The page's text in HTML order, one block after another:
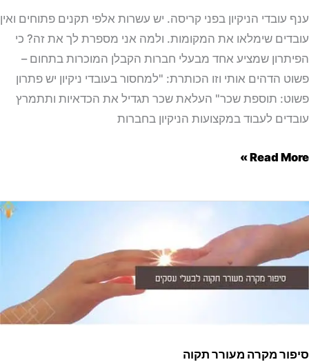
עובדי הניקיון בפני קריסה. יש עשרות אלפי תקנים פתוחים ואין
שימלאו את המקומות. ולמה אני מספרת לך את זה? כי
שמציע אחד מבעלי חברות הקבלן המוכרות בתחום –
הדהים אותי וזו הכותרת: "למחסור בעובדי ניקיון יש פתרון
תוספת שכר" העלאת שכר תגדיל את הכדאיות ותתמרץ
לעבוד במקצועות הניקיון בחברות
Read
מקרה מעורר תקוה